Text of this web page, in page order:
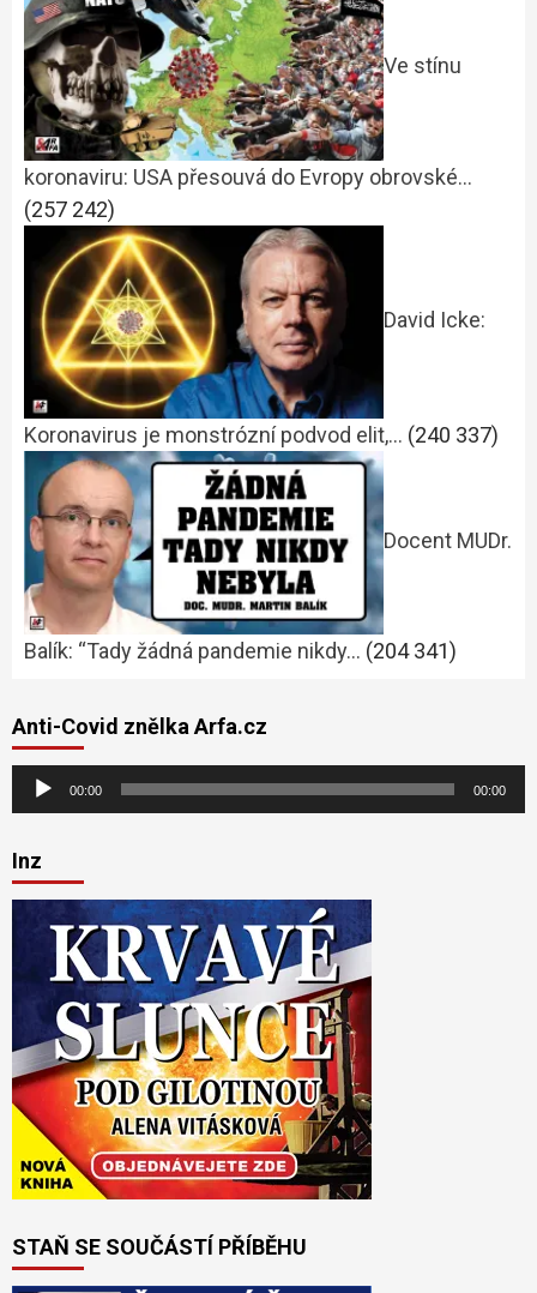
Ve stínu
koronaviru: USA přesouvá do Evropy obrovské…
(257 242)
David Icke:
Koronavirus je monstrózní podvod elit,… (240 337)
Docent MUDr.
Balík: “Tady žádná pandemie nikdy… (204 341)
Anti-Covid znělka Arfa.cz
Audio
přehrávač
00:00 00:00
Inz
STAŇ SE SOUČÁSTÍ PŘÍBĚHU